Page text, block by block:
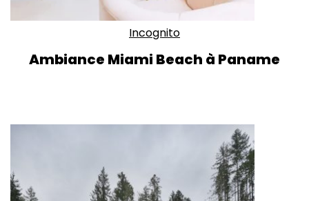
Incognito
Ambiance Miami Beach à Paname